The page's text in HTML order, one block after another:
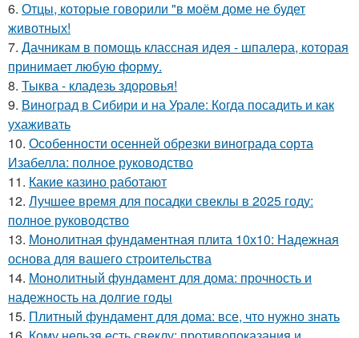
6. Отцы, которые говорили "в моём доме не будет
животных!
7. Дачникам в помощь классная идея - шпалера, которая
принимает любую форму.
8. Тыква - кладезь здоровья!
9. Виноград в Сибири и на Урале: Когда посадить и как
ухаживать
10. Особенности осенней обрезки винограда сорта
Изабелла: полное руководство
11. Какие казино работают
12. Лучшее время для посадки свеклы в 2025 году:
полное руководство
13. Монолитная фундаментная плита 10х10: Надежная
основа для вашего строительства
14. Монолитный фундамент для дома: прочность и
надежность на долгие годы
15. Плитный фундамент для дома: все, что нужно знать